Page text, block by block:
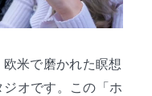
米で磨かれた瞑想
オです。この「ホ